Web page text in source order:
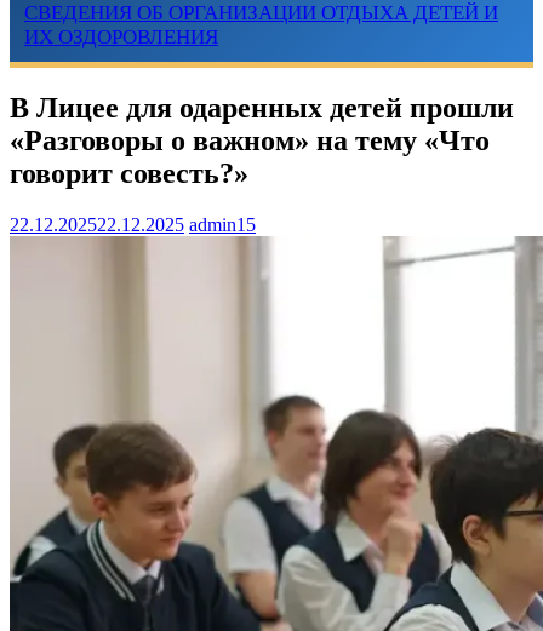
СВЕДЕНИЯ ОБ ОРГАНИЗАЦИИ ОТДЫХА ДЕТЕЙ И
ИХ ОЗДОРОВЛЕНИЯ
В Лицее для одаренных детей прошли
«Разговоры о важном» на тему «Что
говорит совесть?»
22.12.202522.12.2025 admin15